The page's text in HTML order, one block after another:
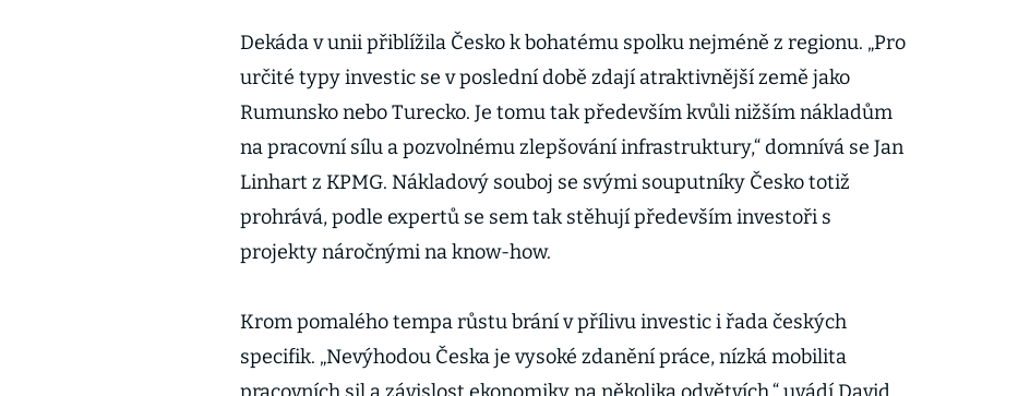
Dekáda v unii přiblížila Česko k bohatému spolku nejméně z regionu. „Pro
určité typy investic se v poslední době zdají atraktivnější země jako
Rumunsko nebo Turecko. Je tomu tak především kvůli nižším nákladům
na pracovní sílu a pozvolnému zlepšování infrastruktury,“ domnívá se Jan
Linhart z KPMG. Nákladový souboj se svými souputníky Česko totiž
prohrává, podle expertů se sem tak stěhují především investoři s
projekty náročnými na know-how.
Krom pomalého tempa růstu brání v přílivu investic i řada českých
specifik. „Nevýhodou Česka je vysoké zdanění práce, nízká mobilita